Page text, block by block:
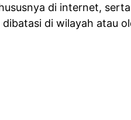
di internet, serta
di wilayah atau